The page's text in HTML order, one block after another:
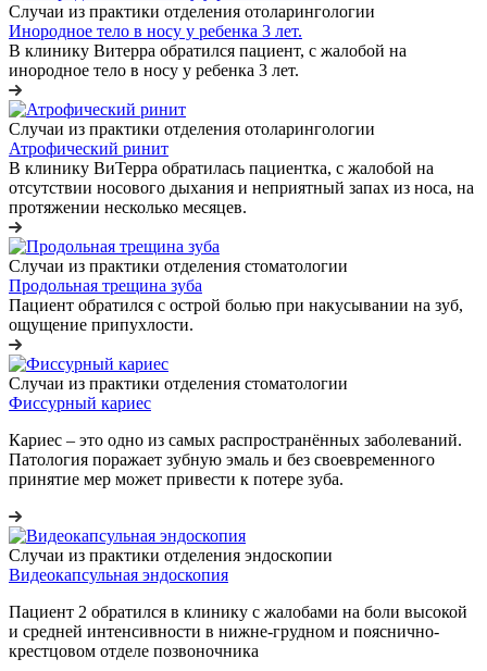
Случаи из практики отделения отоларингологии
Инородное тело в носу у ребенка 3 лет.
В клинику Витерра обратился пациент, с жалобой на
инородное тело в носу у ребенка 3 лет.
Случаи из практики отделения отоларингологии
Атрофический ринит
В клинику ВиТерра обратилась пациентка, с жалобой на
отсутствии носового дыхания и неприятный запах из носа, на
протяжении несколько месяцев.
Случаи из практики отделения стоматологии
Продольная трещина зуба
Пациент обратился с острой болью при накусывании на зуб,
ощущение припухлости.
Случаи из практики отделения стоматологии
Фиссурный кариес
Кариес – это одно из самых распространённых заболеваний.
Патология поражает зубную эмаль и без своевременного
принятие мер может привести к потере зуба.
Случаи из практики отделения эндоскопии
Видеокапсульная эндоскопия
Пациент 2 обратился в клинику с жалобами на боли высокой
и средней интенсивности в нижне-грудном и пояснично-
крестцовом отделе позвоночника